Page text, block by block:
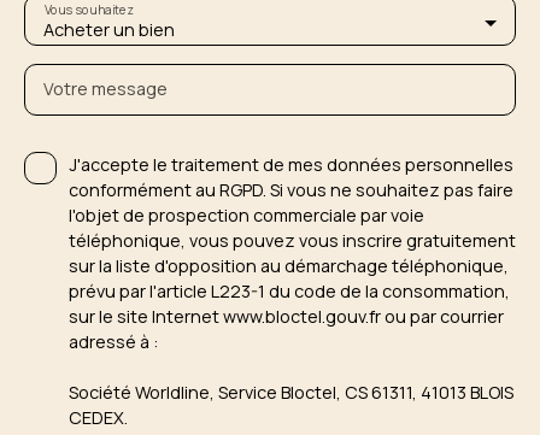
Acheter un bien
Vous souhaitez
Votre message
J'accepte le traitement de mes données personnelles
conformément au RGPD. Si vous ne souhaitez pas faire
l'objet de prospection commerciale par voie
téléphonique, vous pouvez vous inscrire gratuitement
sur la liste d'opposition au démarchage téléphonique,
prévu par l'article L223-1 du code de la consommation,
sur le site Internet www.bloctel.gouv.fr ou par courrier
adressé à :
Société Worldline, Service Bloctel, CS 61311, 41013 BLOIS
CEDEX.